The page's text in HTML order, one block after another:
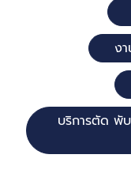
ง
บริการตัด พั